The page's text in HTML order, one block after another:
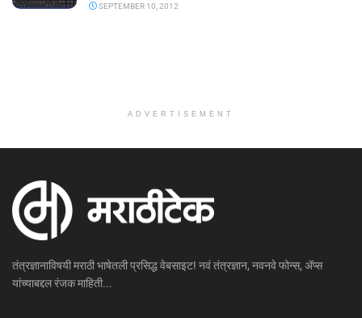
SEPTEMBER 10, 2012
ADVERTISEMENT
तंत्रज्ञानाविषयी मराठी भाषेतली प्रसिद्ध वेबसाइट! नवं तंत्रज्ञान, नवनवे फोन्स, ॲप्स
यांच्याबद्दल रंजक माहिती...